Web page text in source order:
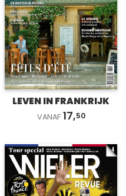
LEVEN IN FRANKRIJK
VANAF 17,50